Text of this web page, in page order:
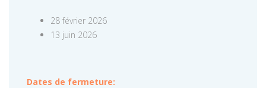
28 février 2026
13 juin 2026
Dates de fermeture: